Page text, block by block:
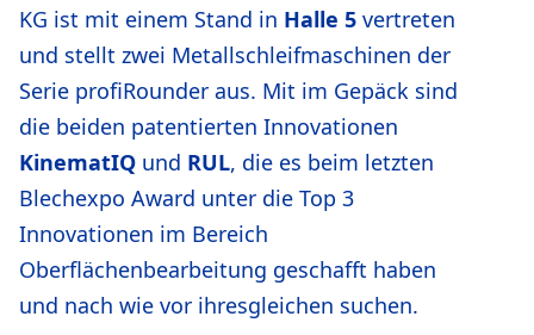
KG ist mit einem Stand in Halle 5 vertreten
und stellt zwei Metallschleifmaschinen der
Serie profiRounder aus. Mit im Gepäck sind
die beiden patentierten Innovationen
KinematIQ und RUL, die es beim letzten
Blechexpo Award unter die Top 3
Innovationen im Bereich
Oberflächenbearbeitung geschafft haben
und nach wie vor ihresgleichen suchen.